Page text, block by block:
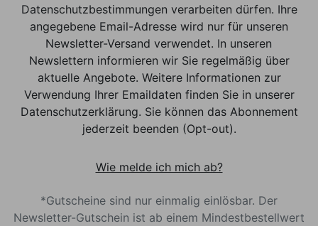
Datenschutzbestimmungen verarbeiten dürfen. Ihre
angegebene Email-Adresse wird nur für unseren
Newsletter-Versand verwendet. In unseren
Newslettern informieren wir Sie regelmäßig über
aktuelle Angebote. Weitere Informationen zur
Verwendung Ihrer Emaildaten finden Sie in unserer
Datenschutzerklärung. Sie können das Abonnement
jederzeit beenden (Opt-out).
Wie melde ich mich ab?
*Gutscheine sind nur einmalig einlösbar. Der
Newsletter-Gutschein ist ab einem Mindestbestellwert